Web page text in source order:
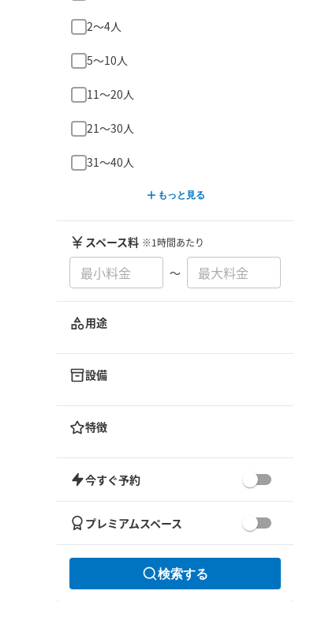
2〜4人
5〜10人
11〜20人
21〜30人
31〜40人
もっと見る
スペース料 ※1時間あたり
〜
用途
設備
特徴
今すぐ予約
プレミアムスペース
検索する